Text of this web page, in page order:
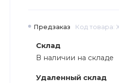
Предзаказ Код товара:
Склад
В наличии на складе
Удаленный склад